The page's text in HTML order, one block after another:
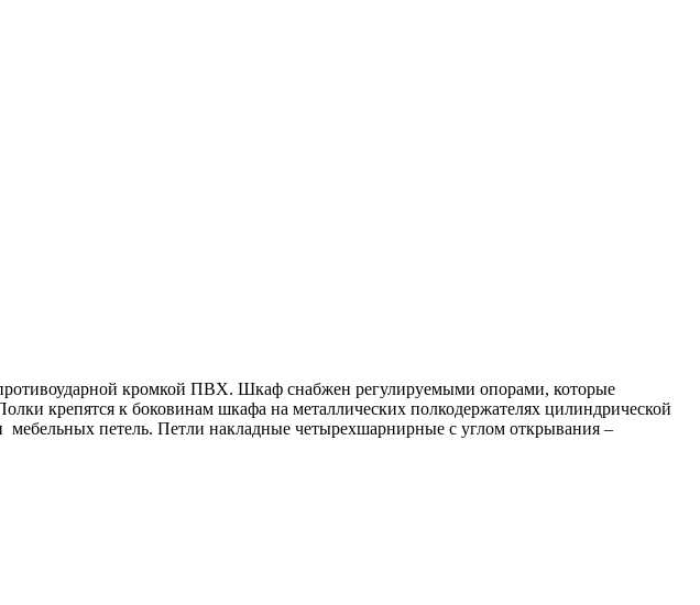
кромкой ПВХ. Шкаф снабжен регулируемыми опорами, которые
крепятся к боковинам шкафа на металлических полкодержателях цилиндрической
петель. Петли накладные четырехшарнирные с углом открывания –